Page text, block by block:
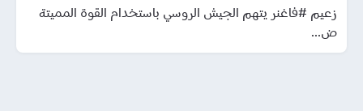
زعيم #فاغنر يتهم الجيش الروسي باستخدام القوة المميتة
ض...